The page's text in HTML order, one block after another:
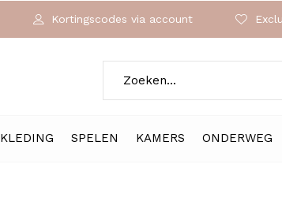
KLEDING SPELEN KAMERS ONDERWEG
Kortingscodes via account